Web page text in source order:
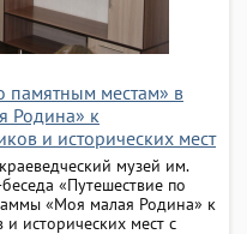
памятным местам» в
Родина» к
и исторических мест
музей им.
«Путешествие по
«Моя малая Родина» к
исторических мест с